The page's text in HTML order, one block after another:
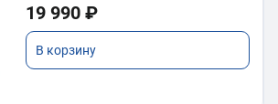
19 990 ₽
В корзину